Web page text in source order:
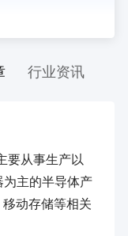
行业资讯
要从事生产以
主的半导体产
动存储等相关